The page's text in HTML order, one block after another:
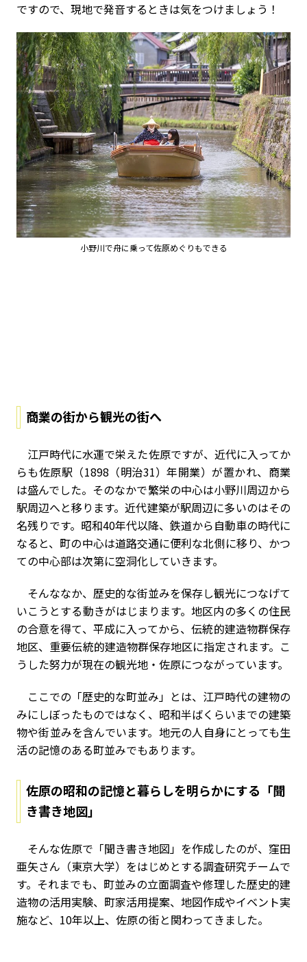
ですので、現地で発音するときは気をつけましょう！
小野川で舟に乗って佐原めぐりもできる
商業の街から観光の街へ
江戸時代に水運で栄えた佐原ですが、近代に入ってか
らも佐原駅（1898（明治31）年開業）が置かれ、商業
は盛んでした。そのなかで繁栄の中心は小野川周辺から
駅周辺へと移ります。近代建築が駅周辺に多いのはその
名残りです。昭和40年代以降、鉄道から自動車の時代に
なると、町の中心は道路交通に便利な北側に移り、かつ
ての中心部は次第に空洞化していきます。
そんななか、歴史的な街並みを保存し観光につなげて
いこうとする動きがはじまります。地区内の多くの住民
の合意を得て、平成に入ってから、伝統的建造物群保存
地区、重要伝統的建造物群保存地区に指定されます。こ
うした努力が現在の観光地・佐原につながっています。
ここでの「歴史的な町並み」とは、江戸時代の建物の
みにしぼったものではなく、昭和半ばくらいまでの建築
物や街並みを含んでいます。地元の人自身にとっても生
活の記憶のある町並みでもあります。
佐原の昭和の記憶と暮らしを明らかにする「聞
き書き地図」
そんな佐原で「聞き書き地図」を作成したのが、窪田
亜矢さん（東京大学）をはじめとする調査研究チームで
す。それまでも、町並みの立面調査や修理した歴史的建
造物の活用実験、町家活用提案、地図作成やイベント実
施など、10年以上、佐原の街と関わってきました。